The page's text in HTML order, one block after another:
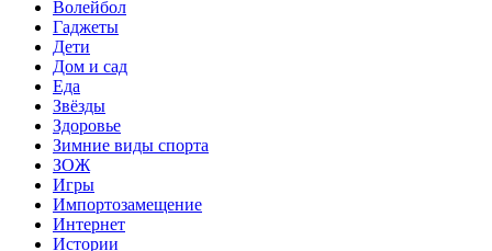
Волейбол
Гаджеты
Дети
Дом и сад
Еда
Звёзды
Здоровье
Зимние виды спорта
ЗОЖ
Игры
Импортозамещение
Интернет
Истории